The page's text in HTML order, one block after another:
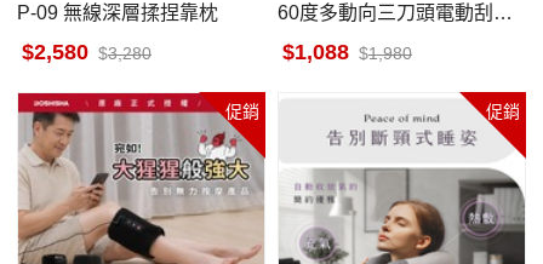
P-09 無線深層揉捏靠枕
2,580 3,280
60度多動向三刀頭電動刮鬍
刀 S5266
1,088 1,980
促銷 促銷